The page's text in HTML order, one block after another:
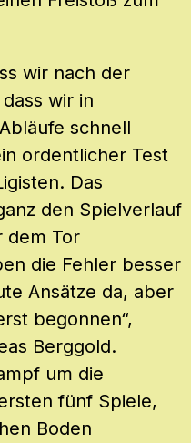
wir nach der
wir in
schnell
ordentlicher Test
Das
den Spielverlauf
dem Tor
die Fehler besser
Ansätze da, aber
begonnen“,
Berggold.
um die
fünf Spiele,
Boden